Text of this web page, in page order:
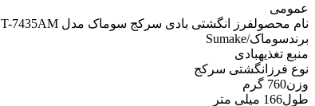
عمومی
نام محصولفرز انگشتی بادی سرکج سوماک مدل ST-7435AM
برندسوماک/Sumake
منبع تغذیهبادی
نوع فرز انگشتی سرکج
وزن760 گرم
طول166 میلی متر